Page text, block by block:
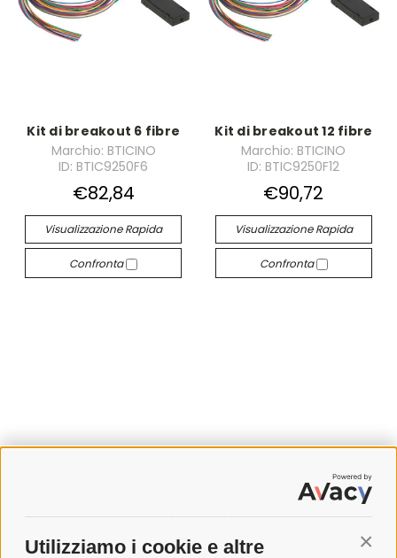
Utilizziamo i cookie e altre
Kit di breakout 6 fibre
Marchio: BTICINO
ID: BTIC9250F6
€82,84
Visualizzazione Rapida
Confronta
Kit di breakout 12 fibre
Marchio: BTICINO
ID: BTIC9250F12
€90,72
Visualizzazione Rapida
Confronta
SPEDIZIONI
COSTI DI SPEDIZIONE